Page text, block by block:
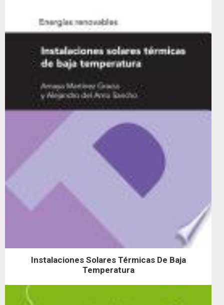
Instalaciones Solares Térmicas De Baja
Temperatura